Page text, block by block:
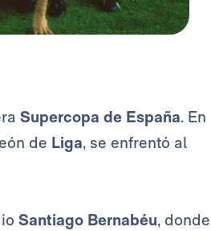
Supercopa de España. En
de Liga, se enfrentó al
Santiago Bernabéu, donde